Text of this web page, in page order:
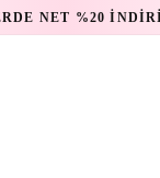
NET %20